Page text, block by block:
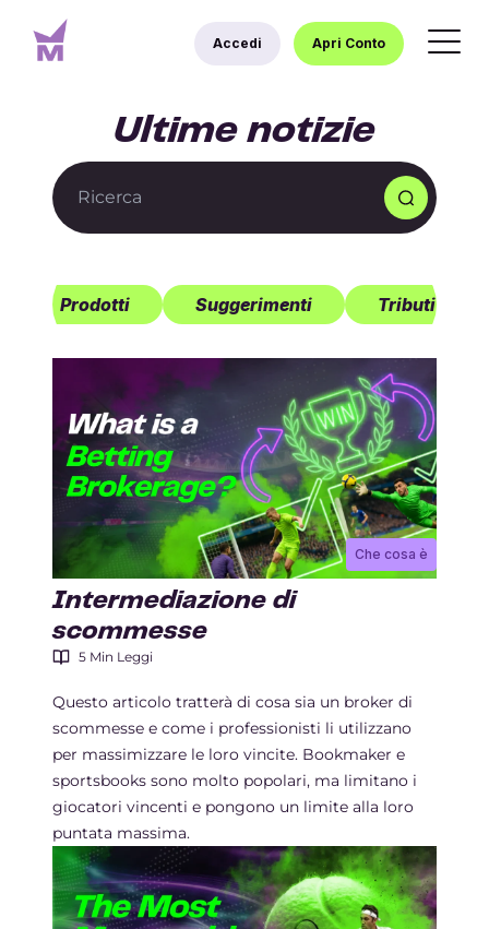
Accedi Apri Conto
Ultime notizie
Prodotti Suggerimenti Tributi
Che cosa è
Intermediazione di
scommesse
5 Min Leggi
Questo articolo tratterà di cosa sia un broker di
scommesse e come i professionisti li utilizzano
per massimizzare le loro vincite. Bookmaker e
sportsbooks sono molto popolari, ma limitano i
giocatori vincenti e pongono un limite alla loro
puntata massima.